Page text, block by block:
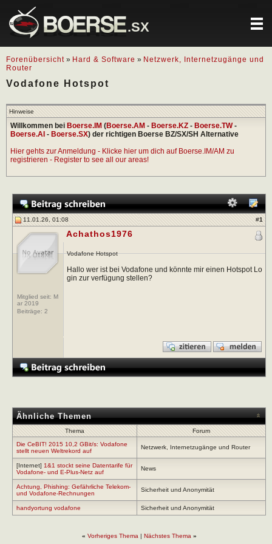
.SX
Forenübersicht » Hard & Software » Netzwerk, Internetzugänge und
Router
Vodafone Hotspot
Hinweise
Willkommen bei Boerse.IM (Boerse.AM - Boerse.KZ - Boerse.TW-
Boerse.AI - Boerse.SX) der richtigen Boerse BZ/SX/SH Alternative
Hier gehts zur Anmeldung - Klicke hier um dich auf Boerse.IM/AM zu
registrieren - Register to see all our areas!
11.01.26, 01:08 #1
Mitglied seit: M
ar 2019
Beiträge: 2
Achathos1976
Vodafone Hotspot
Hallo wer ist bei Vodafone und könnte mir einen Hotspot Lo
gin zur verfügung stellen?
Ähnliche Themen
Thema
Forum
Die CeBIT! 2015 10,2 GBit/s: Vodafone
stellt neuen Weltrekord auf
Netzwerk, Internetzugänge und Router
[Internet] 1&1 stockt seine Datentarife für
Vodafone- und E-Plus-Netz auf
News
Achtung, Phishing: Gefährliche Telekom-
und Vodafone-Rechnungen
Sicherheit und Anonymität
handyortung vodafone Sicherheit und Anonymität
« Vorheriges Thema | Nächstes Thema »